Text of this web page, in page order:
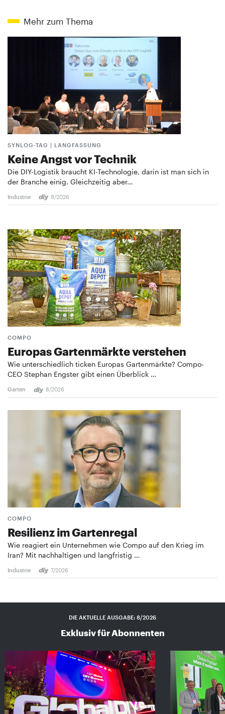
Mehr zum Thema
SYNLOG-TAG | LANGFASSUNG
Keine Angst vor Technik
Die DIY-Logistik braucht KI-Technologie, darin ist man sich in
der Branche einig. Gleichzeitig aber…
Industrie 8/2026
COMPO
Europas Gartenmärkte verstehen
Wie unterschiedlich ticken Europas Gartenmärkte? Compo-
CEO Stephan Engster gibt einen Überblick …
Garten 8/2026
COMPO
Resilienz im Gartenregal
Wie reagiert ein Unternehmen wie Compo auf den Krieg im
Iran? Mit nachhaltigen und langfristig …
Industrie 7/2026
DIE AKTUELLE AUSGABE: 8/2026
Exklusiv für Abonnenten